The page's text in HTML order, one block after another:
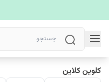
کلوین کلاین